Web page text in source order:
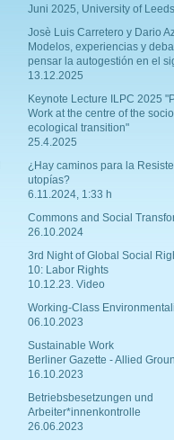
Juni 2025, University of Leeds
Josè Luis Carretero y Dario
Modelos, experiencias y
pensar la autogestión en el
13.12.2025
Keynote Lecture ILPC 2025
Work at the centre of the
ecological transition"
25.4.2025
¿Hay caminos para la
utopías?
6.11.2024, 1:33 h
Commons and Social
26.10.2024
3rd Night of Global Social
10: Labor Rights
10.12.23. Video
Working-Class
06.10.2023
Sustainable Work
Berliner Gazette - Allied
16.10.2023
Betriebsbesetzungen und
Arbeiter*innenkontrolle
26.06.2023